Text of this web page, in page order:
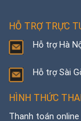
HỖ TRỢ TRỰC
Hỗ trợ Hà
Hỗ trợ Sài
HÌNH THỨC
Thanh toán